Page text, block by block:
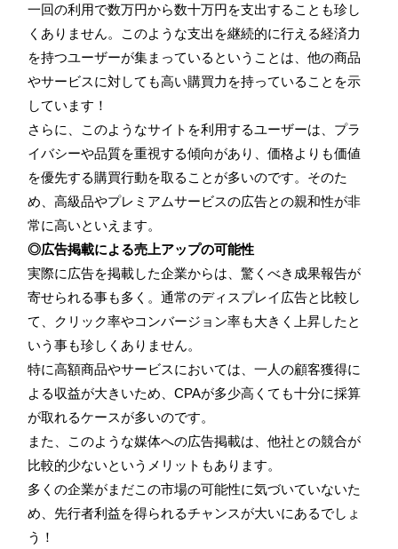
一回の利用で数万円から数十万円を支出することも珍し
くありません。このような支出を継続的に行える経済力
を持つユーザーが集まっているということは、他の商品
やサービスに対しても高い購買力を持っていることを示
しています！
さらに、このようなサイトを利用するユーザーは、プラ
イバシーや品質を重視する傾向があり、価格よりも価値
を優先する購買行動を取ることが多いのです。そのた
め、高級品やプレミアムサービスの広告との親和性が非
常に高いといえます。
◎広告掲載による売上アップの可能性
実際に広告を掲載した企業からは、驚くべき成果報告が
寄せられる事も多く。通常のディスプレイ広告と比較し
て、クリック率やコンバージョン率も大きく上昇したと
いう事も珍しくありません。
特に高額商品やサービスにおいては、一人の顧客獲得に
よる収益が大きいため、CPAが多少高くても十分に採算
が取れるケースが多いのです。
また、このような媒体への広告掲載は、他社との競合が
比較的少ないというメリットもあります。
多くの企業がまだこの市場の可能性に気づいていないた
め、先行者利益を得られるチャンスが大いにあるでしょ
う！